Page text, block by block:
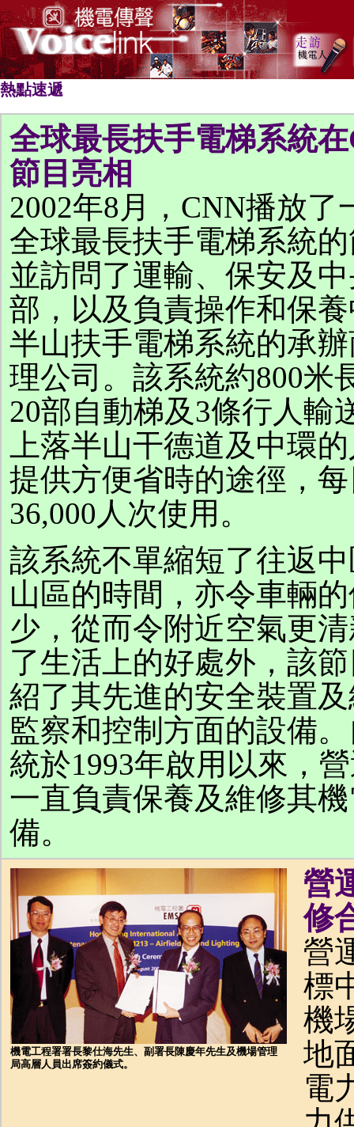
熱點速遞
全球最長扶手電梯系統
節目亮相
2002年8月，CNN播放了
全球最長扶手電梯系統
並訪問了運輸、保安及
部，以及負責操作和保
半山扶手電梯系統的承
理公司。該系統約800米
20部自動梯及3條行人輸
上落半山干德道及中環
提供方便省時的途徑，
36,000人次使用。
該系統不單縮短了往返
山區的時間，亦令車輛
少，從而令附近空氣更
了生活上的好處外，該
紹了其先進的安全裝置
監察和控制方面的設備
統於1993年啟用以來，
一直負責保養及維修其
備。
機電工程署署長黎仕海先生、副署長陳慶年先生及機場管理
局高層人員出席簽約儀式。
營
修
營
標
機
地
電